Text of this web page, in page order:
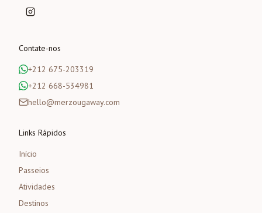
Contate-nos
+212 675-203319
+212 668-534981
hello@merzougaway.com
Links Rápidos
Início
Passeios
Atividades
Destinos